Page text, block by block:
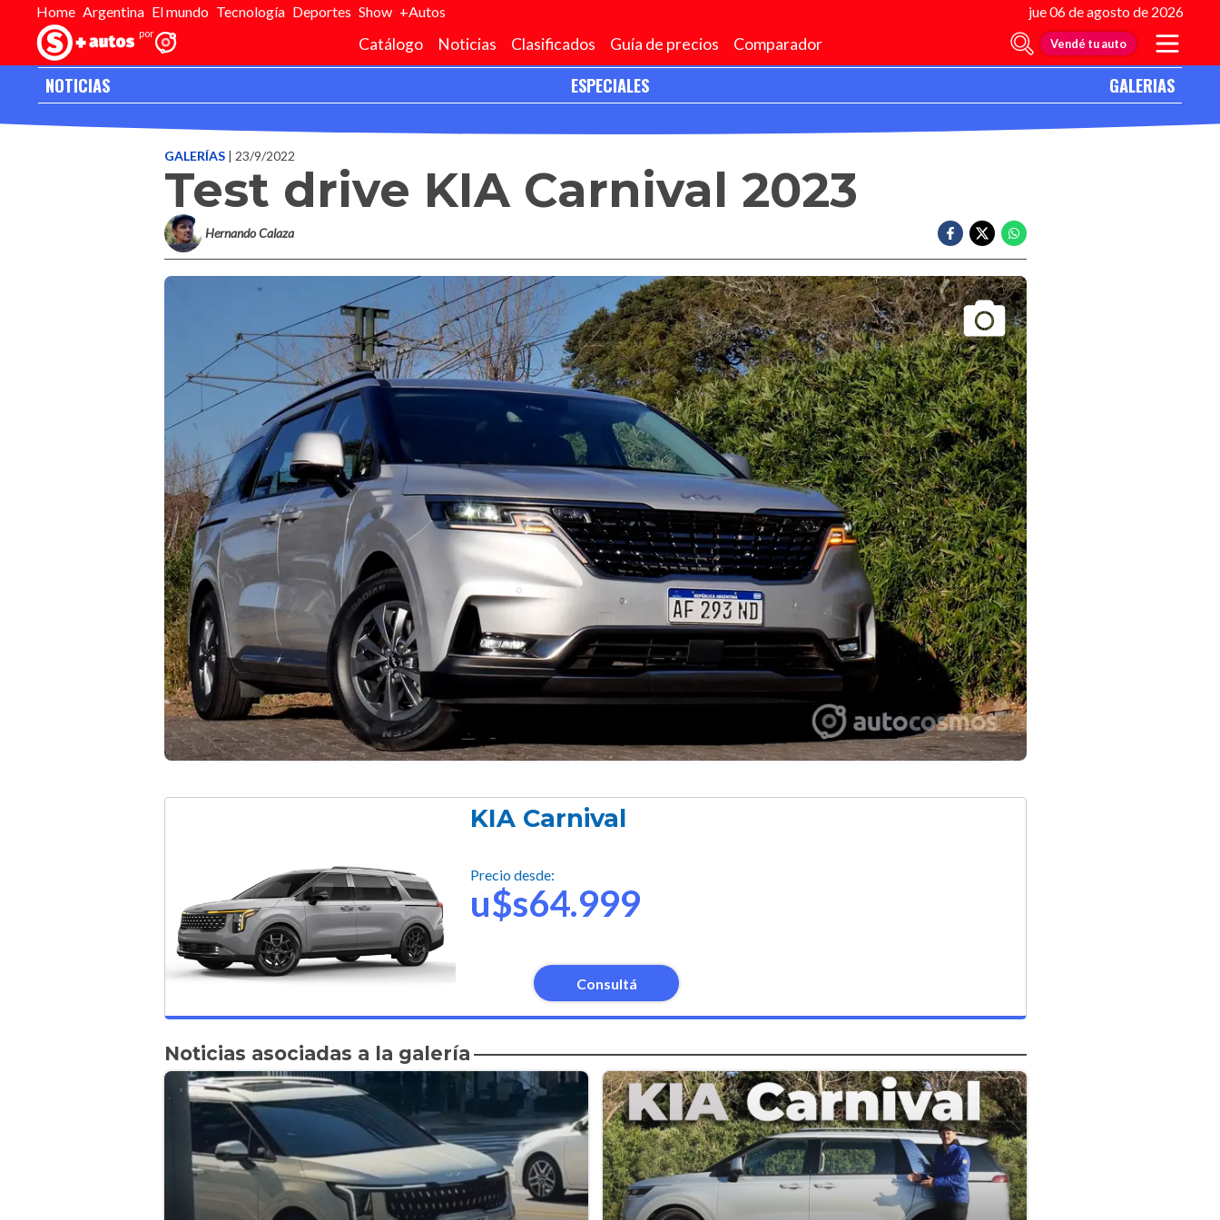
Home Argentina El mundo Tecnología Deportes Show +Autos jue 06 de agosto de 2026
Catálogo Noticias Clasificados Guía de precios Comparador Vendé tu auto
Inicio>Editorial
NOTICIAS ESPECIALES GALERIAS
GALERÍAS | 23/9/2022
Test drive KIA Carnival 2023
Hernando Calaza
KIA Carnival
Precio desde:
u$s64.999
Consultá
Noticias asociadas a la galería